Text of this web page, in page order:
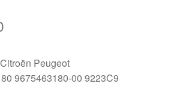
Peugeot
9675463180-00 9223C9